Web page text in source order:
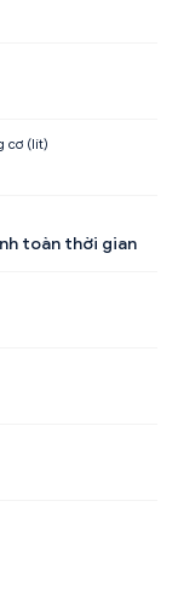
cơ (lít)
toàn thời gian